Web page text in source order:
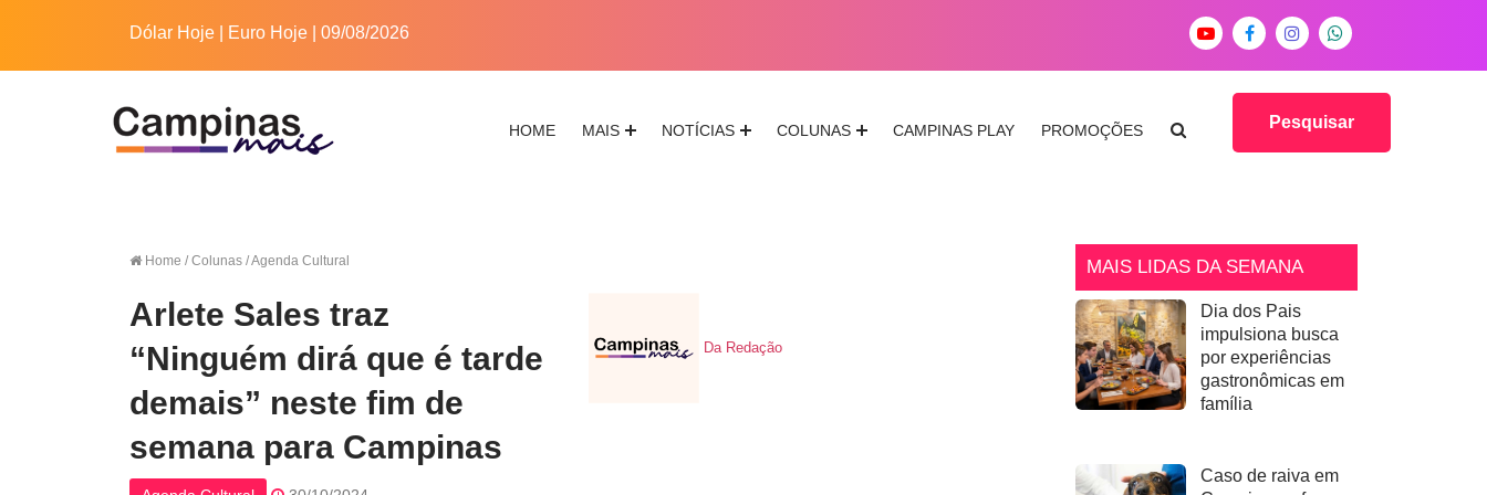
Dólar Hoje Euro Hoje | 09/08/2026
HOME MAIS NOTÍCIAS COLUNAS CAMPINAS PLAY PROMOÇÕES Pesquisar
Home / Colunas / Agenda Cultural
Arlete Sales traz
“Ninguém dirá que é tarde
demais” neste fim de
semana para Campinas
Da Redação
MAIS LIDAS DA SEMANA
Dia dos Pais
impulsiona busca
por experiências
gastronômicas em
família
Caso de raiva em